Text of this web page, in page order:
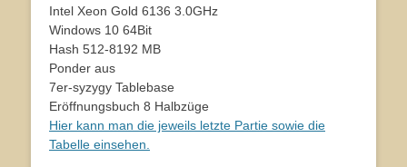
Intel Xeon Gold 6136 3.0GHz
Windows 10 64Bit
Hash 512-8192 MB
Ponder aus
7er-syzygy Tablebase
Eröffnungsbuch 8 Halbzüge
Hier kann man die jeweils letzte Partie sowie die
Tabelle einsehen.